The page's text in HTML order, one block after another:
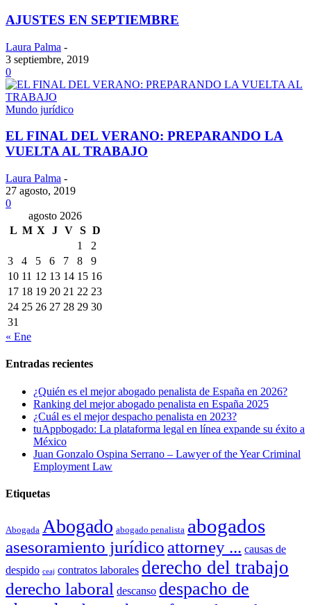
AJUSTES EN SEPTIEMBRE
Laura Palma -
3 septiembre, 2019
0
Mundo jurídico
EL FINAL DEL VERANO: PREPARANDO LA
VUELTA AL TRABAJO
Laura Palma -
27 agosto, 2019
0
agosto 2026
L M X J V S D
1
2
3
4 5 6 7 8
9
10 11 12 13 14 15 16
17 18 19 20 21 22 23
24 25 26 27 28 29 30
31
« Ene
Entradas recientes
¿Quién es el mejor abogado penalista de España en 2026?
Ranking del mejor abogado penalista en España 2025
¿Cuál es el mejor despacho penalista en 2023?
tuAppbogado: La plataforma legal en línea expande su éxito a
México
Juan Gonzalo Ospina Serrano – Lawyer of the Year Criminal
Employment Law
Etiquetas
Abogada Abogado abogado penalista abogados
asesoramiento jurídico attorney ... causas de
despido ceaj contratos laborales derecho del trabajo
derecho laboral descanso despacho de